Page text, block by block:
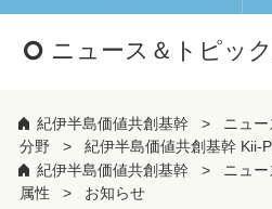
ニュース＆トピッ
紀伊半島価値共創基幹
ニュ
分野
紀伊半島価値共創基幹 Kii-
紀伊半島価値共創基幹
ニュ
属性
お知らせ